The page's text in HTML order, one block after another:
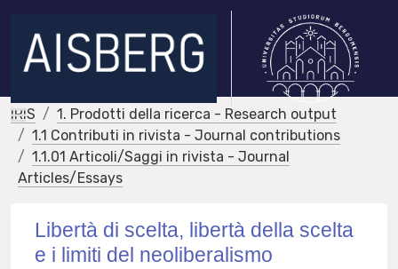
IRIS
1. Prodotti della ricerca - Research output
1.1 Contributi in rivista - Journal contributions
1.1.01 Articoli/Saggi in rivista - Journal
Articles/Essays
Libertà di scelta, libertà della scelta
e i limiti del neoliberalismo